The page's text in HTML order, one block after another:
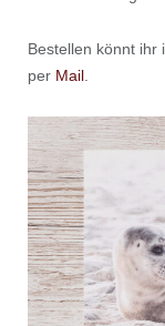
Bestellen könnt ihr
per Mail.